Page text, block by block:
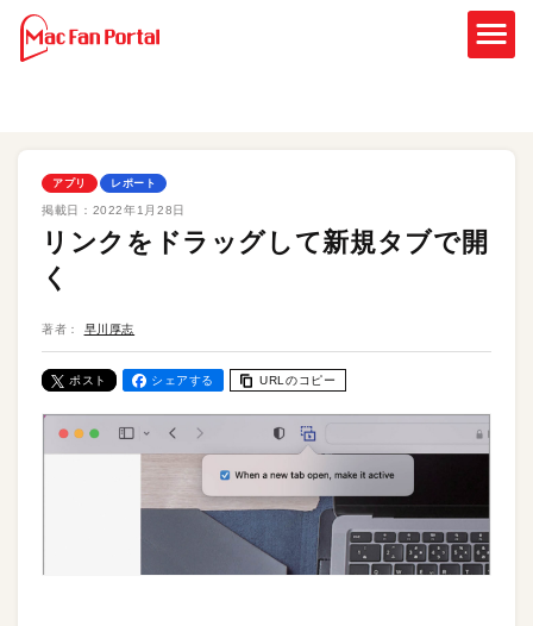
アプリ レポート
掲載日： 2022年1月28日
リンクをドラッグして新規タブで開
く
著者： 早川厚志
ポスト シェアする URLのコピー